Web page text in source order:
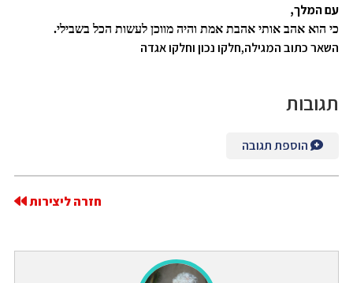
עם המלך,
כי הוא אהב אותי אהבת אמת והיה מווכן לעשות הכל בשבילי.
השארכתוב המגילה,חלקו נכון וחלקו אגדה
תגובות
הוספת תגובה
חזרה ליצירות